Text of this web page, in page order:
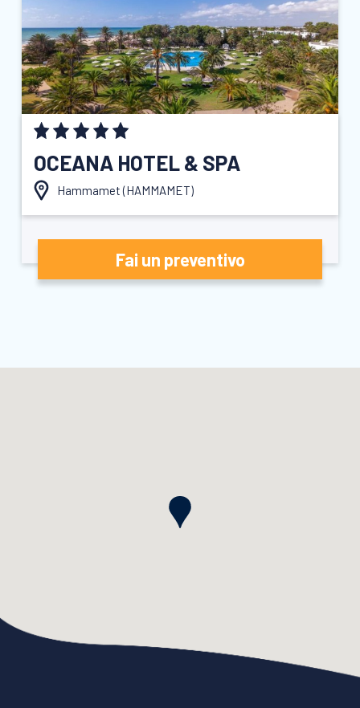
OCEANA HOTEL & SPA
Hammamet (HAMMAMET)
Fai un preventivo